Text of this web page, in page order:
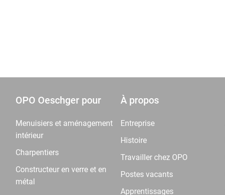
OPO Oeschger pour
Menuisiers et aménagement
intérieur
Charpentiers
Constructeur en verre et en
métal
À propos
Entreprise
Histoire
Travailler chez OPO
Postes vacants
Apprentissages